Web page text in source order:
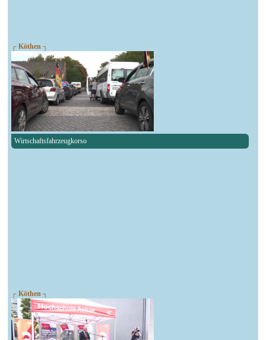
┌ Köthen ┐
Wirtschaftsfahrzeugkorso
┌ Köthen ┐